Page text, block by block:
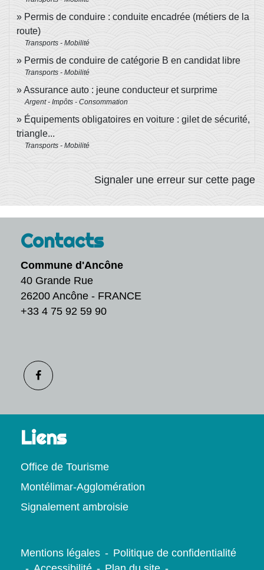
Permis de conduire : conduite encadrée (métiers de la
route)
Transports - Mobilité
Permis de conduire de catégorie B en candidat libre
Transports - Mobilité
Assurance auto : jeune conducteur et surprime
Argent - Impôts - Consommation
Équipements obligatoires en voiture : gilet de sécurité,
triangle...
Transports - Mobilité
Signaler une erreur sur cette page
Contacts
Commune d'Ancône
40 Grande Rue
26200 Ancône - FRANCE
+33 4 75 92 59 90
Liens
Office de Tourisme
Montélimar-Agglomération
Signalement ambroisie
Mentions légales - Politique de confidentialité